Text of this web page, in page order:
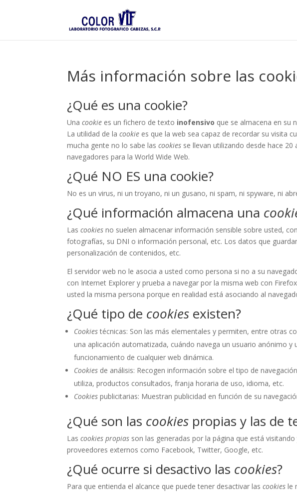
Más información sobre las
¿Qué es una cookie?
Unacookie es un fichero de texto inofensivo que se almacena en su
La utilidad de lacookie es que la web sea capaz de recordar su visita
mucha gente no lo sabe lascookies se llevan utilizando desde hace
navegadores para la World Wide Web.
¿Qué NO ES una cookie?
No es un virus, ni un troyano, ni un gusano, ni spam, ni spyware, ni
¿Qué información almacena una
Lascookies no suelen almacenar información sensible sobre usted,
fotografías, su DNI o información personal, etc. Los datos que
personalización de contenidos, etc.
El servidor web no le asocia a usted como persona si no a su
con Internet Explorer y prueba a navegar por la misma web con
usted la misma persona porque en realidad está asociando al
¿Qué tipo de cookies existen?
Cookiestécnicas: Son las más elementales y permiten, entre otras
una aplicación automatizada, cuándo navega un usuario anónimo y
funcionamiento de cualquier web dinámica.
Cookies de análisis: Recogen información sobre el tipo de
utiliza, productos consultados, franja horaria de uso, idioma, etc.
Cookies publicitarias: Muestran publicidad en función de su
¿Qué son las cookies propias y las de
Lascookies propias son las generadas por la página que está
proveedores externos como Facebook, Twitter, Google, etc.
¿Qué ocurre si desactivo las cookies?
Para que entienda el alcance que puede tener desactivar lascookies le